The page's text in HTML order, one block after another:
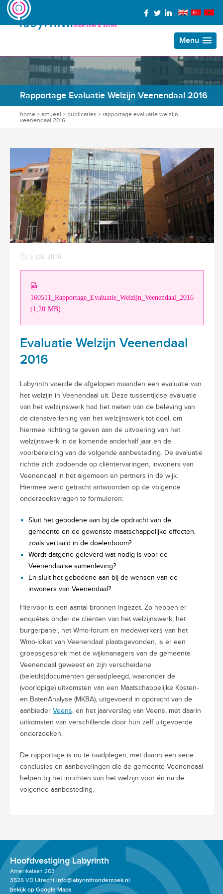
Menu
Rapportage Evaluatie Welzijn Veenendaal 2016
home > actueel > publicaties > rapportage evaluatie welzijn
veenendaal 2016
5 juli 2016
160511_Rapportage_Evaluatie_Welzijn_Veenendaal_2016
(1,20 MB)
Evaluatie Welzijn Veenendaal
2016
Labyrinth voerde de afgelopen maanden een evaluatie van
het welzijn in Veenendaal uit. Deze tussentijdse evaluatie
van het welzijnswerk had het meten van de beleving van
de dienstverlening van het welzijnswerk tot doel, om
hiermee richting te geven aan de uitvoering van het
welzijnswerk in de komende anderhalf jaar en de
voorbereiding van de volgende aanbesteding. De evaluatie
richtte zich zodoende op cliëntervaringen, inwoners van
Veenendaal in het algemeen en partners in de wijk.
Hiermee werd getracht antwoorden op de volgende
onderzoeksvragen te formuleren:
Sluit het gebodene aan bij de opdracht van de
gemeente en de gewenste maatschappelijke effecten,
zoals vertaald in de doelenboom?
Wordt datgene geleverd wat nodig is voor de
Veenendaalse samenleving?
En sluit het gebodene aan bij de wensen van de
inwoners van Veenendaal?
Hiervoor is een aantal bronnen ingezet. Zo hebben er
enquêtes onder de cliënten van het welzijnswerk, het
burgerpanel, het Wmo-forum en medewerkers van het
Wmo-loket van Veenendaal plaatsgevonden, is er een
groepsgesprek met de wijkmanagers van de gemeente
Veenendaal geweest en zijn verscheidene
(beleids)documenten geraadpleegd, waaronder de
(voorlopige) uitkomsten van een Maatschappelijke Kosten-
en BatenAnalyse (MKBA), uitgevoerd in opdracht van de
aanbieder Veens , en het jaarverslag van Veens, met daarin
uitkomsten van verschillende door hun zelf uitgevoerde
onderzoeken.
De rapportage is nu te raadplegen, met daarin een serie
conclusies en aanbevelingen die de gemeente Veenendaal
helpen bij het inrichten van het welzijn voor én na de
volgende aanbesteding.
Hoofdvestiging Labyrinth
Amerikalaan 203
3526 VD Utrecht info@labyrinthonderzoek.nl
bekijk op Google Maps